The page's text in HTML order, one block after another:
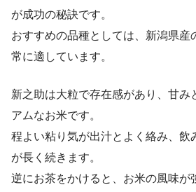
が成功の秘訣です。
おすすめの品種としては、新潟県産
常に適しています。
新之助は大粒で存在感があり、甘み
アムなお米です。
程よい粘り気が出汁とよく絡み、飲
が長く続きます。
逆にお茶をかけると、お米の風味が